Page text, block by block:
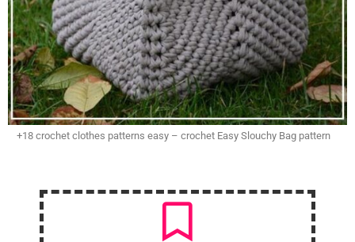
+18 crochet clothes patterns easy – crochet Easy Slouchy Bag pattern